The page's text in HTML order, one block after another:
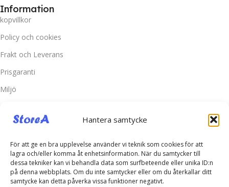
Hantera samtycke
För att ge en bra upplevelse använder vi teknik som cookies för att
lagra och/eller komma åt enhetsinformation. När du samtycker till
dessa tekniker kan vi behandla data som surfbeteende eller unika ID:n
på denna webbplats. Om du inte samtycker eller om du återkallar ditt
samtycke kan detta påverka vissa funktioner negativt.
Information
kopvillkor
Policy och cookies
Frakt och Leverans
Prisgaranti
Miljö
Kundtjänst
Retur & Reklamation
Vanliga frågor
Inloggning